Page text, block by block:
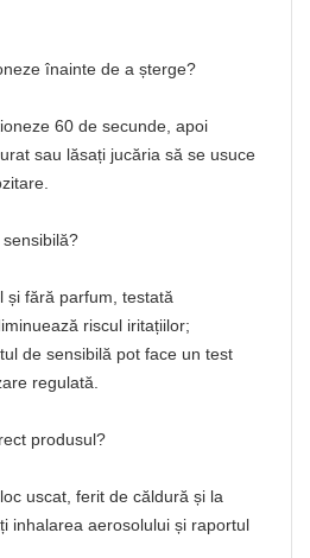
înainte de a șterge?
60 de secunde, apoi
sau lăsați jucăria să se usuce
și fără parfum, testată
riscul iritațiilor;
de sensibilă pot face un test
regulată.
produsul?
uscat, ferit de căldură și la
inhalarea aerosolului și raportul